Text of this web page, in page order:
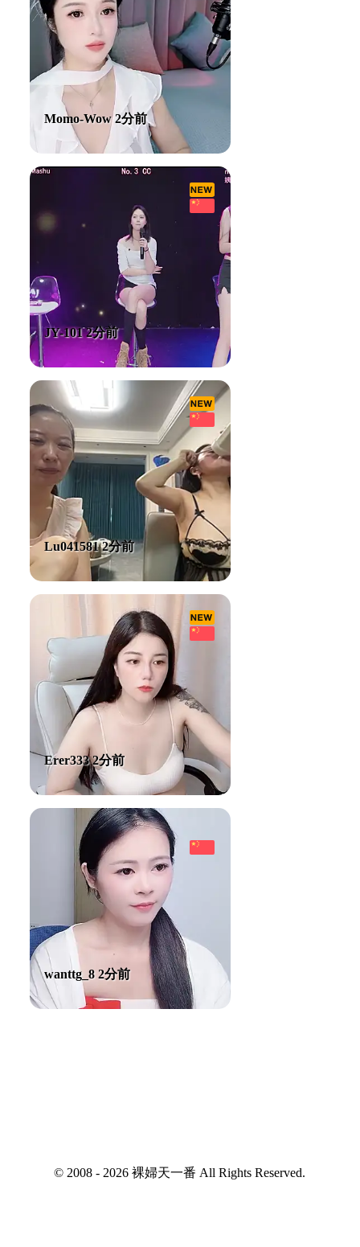
Momo-Wow 2分前
JY-101 2分前
Lu041581 2分前
Erer333 2分前
wanttg_8 2分前
© 2008 - 2026 裸婦天一番 All Rights Reserved.